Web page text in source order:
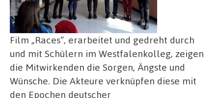
Film „Races“, erarbeitet und gedreht durch
und mit Schülern im Westfalenkolleg, zeigen
die Mitwirkenden die Sorgen, Ängste und
Wünsche. Die Akteure verknüpfen diese mit
den Epochen deutscher